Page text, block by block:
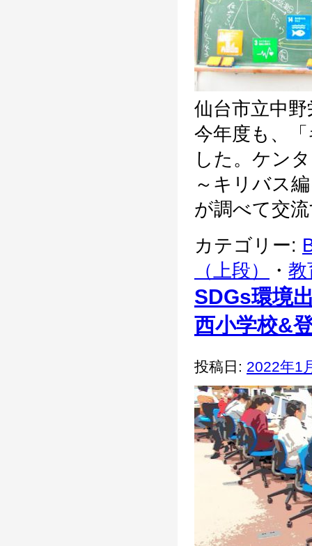
仙台市立中
今年度も、
した。ケン
～キリバス
が調べて交
カテゴリー:
（上段）
・ 教
SDGs環境
西小学校&
投稿日: 2022年1